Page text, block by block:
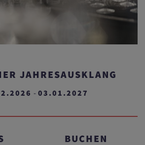
JAHRESAUSKLANG
- 03.01.2027
BUCHEN